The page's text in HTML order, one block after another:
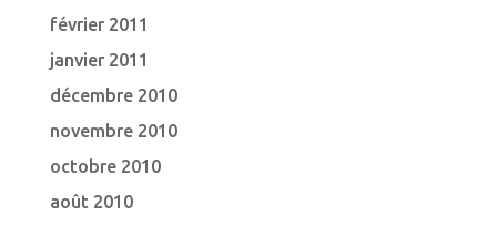
février 2011
janvier 2011
décembre 2010
novembre 2010
octobre 2010
août 2010